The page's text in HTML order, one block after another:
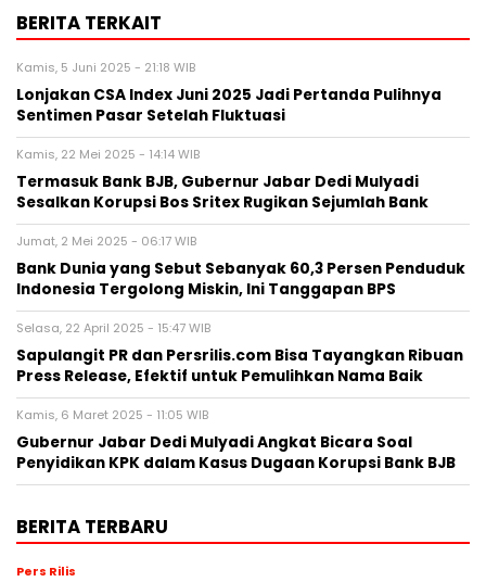
BERITA TERKAIT
Kamis, 5 Juni 2025 - 21:18 WIB
Lonjakan CSA Index Juni 2025 Jadi Pertanda Pulihnya
Sentimen Pasar Setelah Fluktuasi
Kamis, 22 Mei 2025 - 14:14 WIB
Termasuk Bank BJB, Gubernur Jabar Dedi Mulyadi
Sesalkan Korupsi Bos Sritex Rugikan Sejumlah Bank
Jumat, 2 Mei 2025 - 06:17 WIB
Bank Dunia yang Sebut Sebanyak 60,3 Persen Penduduk
Indonesia Tergolong Miskin, Ini Tanggapan BPS
Selasa, 22 April 2025 - 15:47 WIB
Sapulangit PR dan Persrilis.com Bisa Tayangkan Ribuan
Press Release, Efektif untuk Pemulihkan Nama Baik
Kamis, 6 Maret 2025 - 11:05 WIB
Gubernur Jabar Dedi Mulyadi Angkat Bicara Soal
Penyidikan KPK dalam Kasus Dugaan Korupsi Bank BJB
BERITA TERBARU
Pers Rilis